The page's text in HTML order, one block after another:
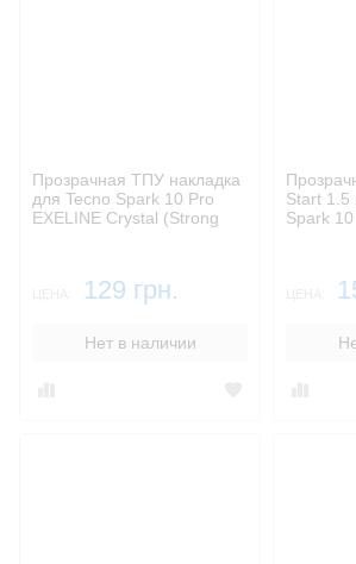
Прозрачная ТПУ накладка
для Tecno Spark 10 Pro
EXELINE Crystal (Strong
129 грн.
Нет в наличии
Start 1.5
Spark